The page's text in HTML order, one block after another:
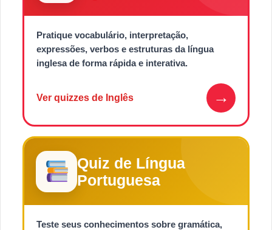
Pratique vocabulário, interpretação,
expressões, verbos e estruturas da língua
inglesa de forma rápida e interativa.
Ver quizzes de Inglês →
Quiz de Língua
Portuguesa
Teste seus conhecimentos sobre gramática,